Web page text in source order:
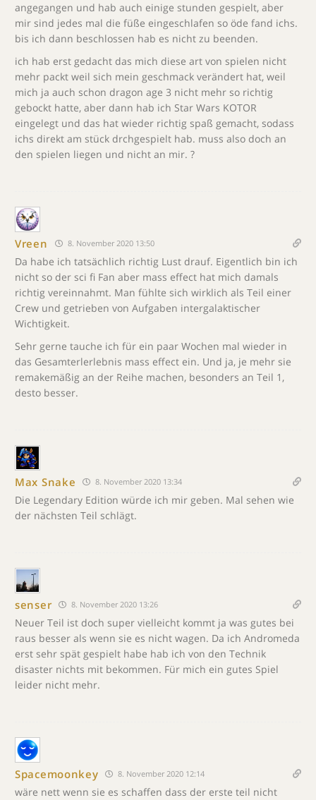
angegangen und hab auch einige stunden gespielt, aber
mir sind jedes mal die füße eingeschlafen so öde fand ichs.
bis ich dann beschlossen hab es nicht zu beenden.
ich hab erst gedacht das mich diese art von spielen nicht
mehr packt weil sich mein geschmack verändert hat, weil
mich ja auch schon dragon age 3 nicht mehr so richtig
gebockt hatte, aber dann hab ich Star Wars KOTOR
eingelegt und das hat wieder richtig spaß gemacht, sodass
ichs direkt am stück drchgespielt hab. muss also doch an
den spielen liegen und nicht an mir. ?
Vreen 8. November 2020 13:50
Da habe ich tatsächlich richtig Lust drauf. Eigentlich bin ich
nicht so der sci fi Fan aber mass effect hat mich damals
richtig vereinnahmt. Man fühlte sich wirklich als Teil einer
Crew und getrieben von Aufgaben intergalaktischer
Wichtigkeit.
Sehr gerne tauche ich für ein paar Wochen mal wieder in
das Gesamterlerlebnis mass effect ein. Und ja, je mehr sie
remakemäßig an der Reihe machen, besonders an Teil 1,
desto besser.
Max Snake 8. November 2020 13:34
Die Legendary Edition würde ich mir geben. Mal sehen wie
der nächsten Teil schlägt.
senser 8. November 2020 13:26
Neuer Teil ist doch super vielleicht kommt ja was gutes bei
raus besser als wenn sie es nicht wagen. Da ich Andromeda
erst sehr spät gespielt habe hab ich von den Technik
disaster nichts mit bekommen. Für mich ein gutes Spiel
leider nicht mehr.
Spacemoonkey 8. November 2020 12:14
wäre nett wenn sie es schaffen dass der erste teil nicht